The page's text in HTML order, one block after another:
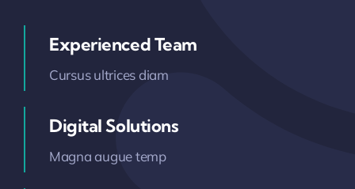
Experienced Team
Cursus ultrices diam
Digital Solutions
Magna augue temp